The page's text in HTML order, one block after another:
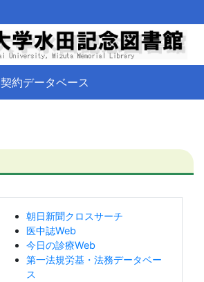
契約データベース
朝日新聞クロスサーチ
医中誌Web
今日の診療Web
第一法規労基・法務データベー
ス